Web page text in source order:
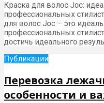
Краска для волос Joc:
профессиональных
для волос Joc – это
профессиональных
достичь идеального
Публикации
Перевозка
особенности и